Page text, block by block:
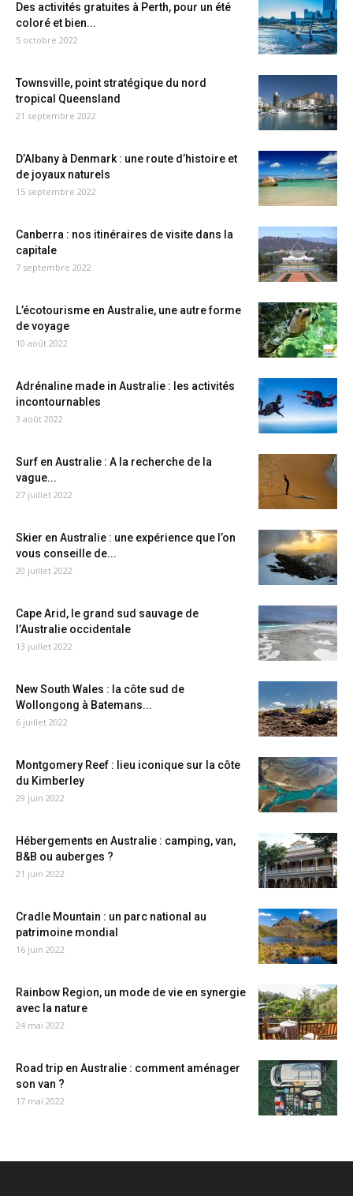
Des activités gratuites à Perth, pour un été
coloré et bien...
5 octobre 2022
Townsville, point stratégique du nord
tropical Queensland
21 septembre 2022
D’Albany à Denmark : une route d’histoire et
de joyaux naturels
15 septembre 2022
Canberra : nos itinéraires de visite dans la
capitale
7 septembre 2022
L’écotourisme en Australie, une autre forme
de voyage
10 août 2022
Adrénaline made in Australie : les activités
incontournables
3 août 2022
Surf en Australie : A la recherche de la
vague...
27 juillet 2022
Skier en Australie : une expérience que l’on
vous conseille de...
20 juillet 2022
Cape Arid, le grand sud sauvage de
l’Australie occidentale
13 juillet 2022
New South Wales : la côte sud de
Wollongong à Batemans...
6 juillet 2022
Montgomery Reef : lieu iconique sur la côte
du Kimberley
29 juin 2022
Hébergements en Australie : camping, van,
B&B ou auberges ?
21 juin 2022
Cradle Mountain : un parc national au
patrimoine mondial
16 juin 2022
Rainbow Region, un mode de vie en synergie
avec la nature
24 mai 2022
Road trip en Australie : comment aménager
son van ?
17 mai 2022